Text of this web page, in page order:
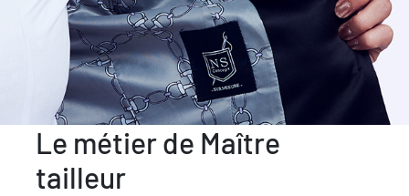
Le métier de Maître
tailleur